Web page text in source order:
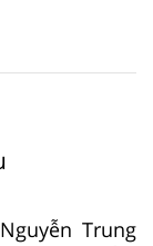
Trung